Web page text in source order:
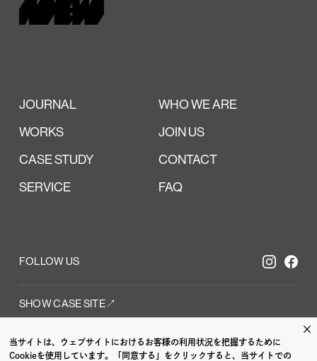
×
当サイトは、ウェブサイトにおけるお客様の利用状況を把握するために
Cookieを使用しています。「同意する」をクリックすると、当サイトでの
JOURNAL
WHO WE ARE
WORKS
JOIN US
CASE STUDY
CONTACT
SERVICE
FAQ
FOLLOW US
SHOW CASE SITE↗︎